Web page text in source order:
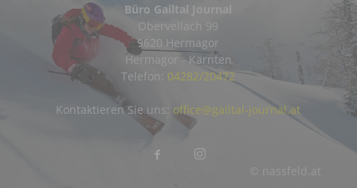
Büro Gailtal Journal
Obervellach 99
9620 Hermagor
Hermagor - Kärnten
Telefon: 04282/20472
© nassfeld.at
Kontaktieren Sie uns: office@gailtal-journal.at